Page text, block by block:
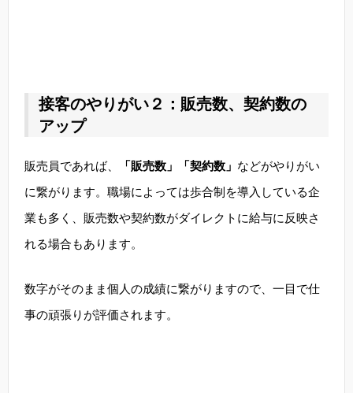
接客のやりがい２：販売数、契約数の
アップ
販売員であれば、 「販売数」「契約数」 などがやりがい
に繋がります。職場によっては歩合制を導入している企
業も多く、販売数や契約数がダイレクトに給与に反映さ
れる場合もあります。
数字がそのまま個人の成績に繋がりますので、一目で仕
事の頑張りが評価されます。